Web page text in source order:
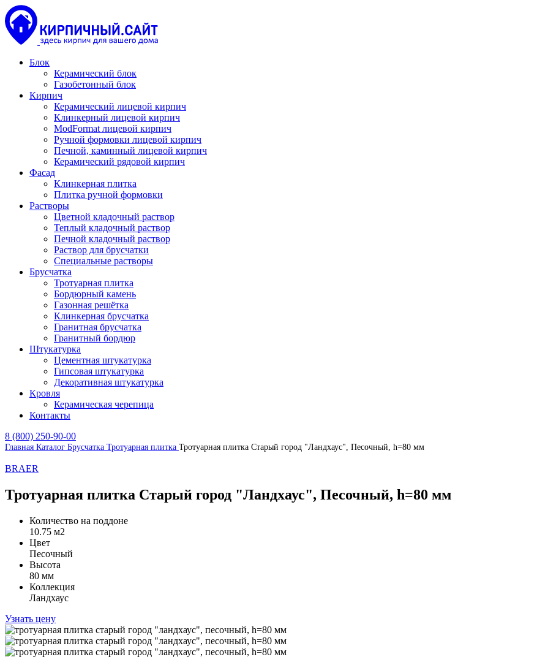
Блок
Керамический блок
Газобетонный блок
Кирпич
Керамический лицевой кирпич
Клинкерный лицевой кирпич
ModFormat лицевой кирпич
Ручной формовки лицевой кирпич
Печной, каминный лицевой кирпич
Керамический рядовой кирпич
Фасад
Клинкерная плитка
Плитка ручной формовки
Растворы
Цветной кладочный раствор
Теплый кладочный раствор
Печной кладочный раствор
Раствор для брусчатки
Специальные растворы
Брусчатка
Тротуарная плитка
Бордюрный камень
Газонная решётка
Клинкерная брусчатка
Гранитная брусчатка
Гранитный бордюр
Штукатурка
Цементная штукатурка
Гипсовая штукатурка
Декоративная штукатурка
Кровля
Керамическая черепица
Контакты
8 (800) 250-90-00
Главная Каталог Брусчатка Тротуарная плитка Тротуарная плитка Старый город "Ландхаус", Песочный, h=80 мм
BRAER
Тротуарная плитка Старый город "Ландхаус", Песочный, h=80 мм
Количество на поддоне
10.75 м2
Цвет
Песочный
Высота
80 мм
Коллекция
Ландхаус
Узнать цену